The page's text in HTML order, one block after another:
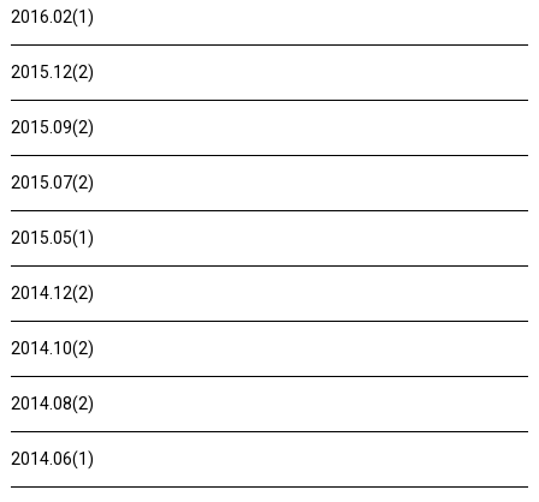
2016.02(1)
2015.12(2)
2015.09(2)
2015.07(2)
2015.05(1)
2014.12(2)
2014.10(2)
2014.08(2)
2014.06(1)